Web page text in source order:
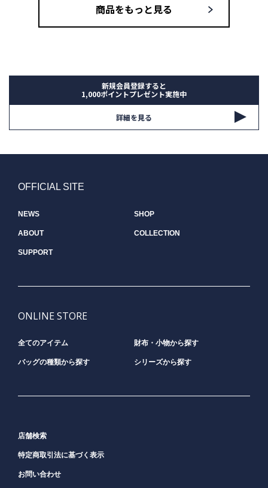
商品をもっと見る
新規会員登録すると
1,000ポイントプレゼント実施中
詳細を見る
OFFICIAL SITE
NEWS SHOP
ABOUT COLLECTION
SUPPORT
ONLINE STORE
全てのアイテム 財布・小物から探す
バッグの種類から探す シリーズから探す
店舗検索
特定商取引法に基づく表示
お問い合わせ